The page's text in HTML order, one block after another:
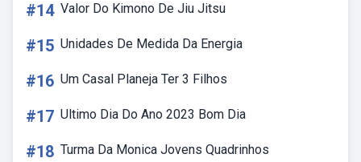
#14 Valor Do Kimono De Jiu Jitsu
#15 Unidades De Medida Da Energia
#16 Um Casal Planeja Ter 3 Filhos
#17 Ultimo Dia Do Ano 2023 Bom Dia
#18 Turma Da Monica Jovens Quadrinhos